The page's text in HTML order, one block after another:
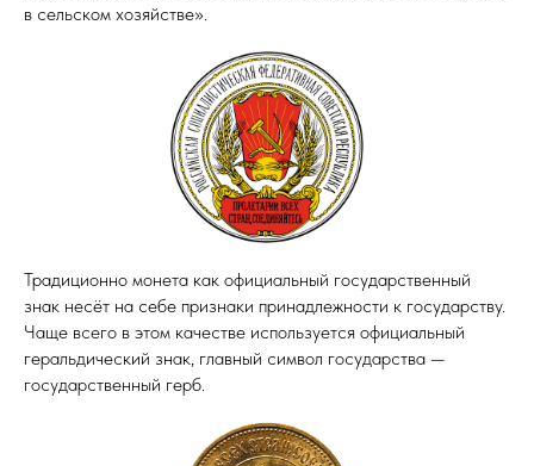
в сельском хозяйстве».
Традиционно монета как официальный государственный
знак несёт на себе признаки принадлежности к государству.
Чаще всего в этом качестве используется официальный
геральдический знак, главный символ государства —
государственный герб.